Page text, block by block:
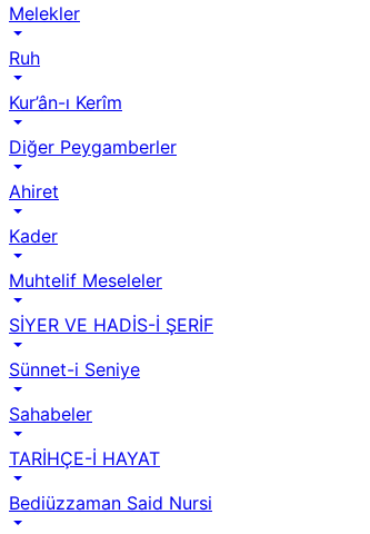
Melekler
Ruh
Kur’ân-ı Kerîm
Diğer Peygamberler
Ahiret
Kader
Muhtelif Meseleler
SİYER VE HADİS-İ ŞERİF
Sünnet-i Seniye
Sahabeler
TARİHÇE-İ HAYAT
Bediüzzaman Said Nursi